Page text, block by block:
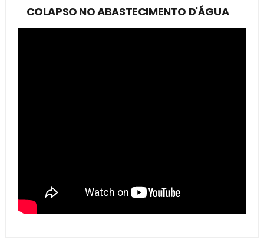
COLAPSO NO ABASTECIMENTO D'ÁGUA